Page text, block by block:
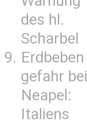
des hl.
Scharbel
Erdbeben
gefahr bei
Neapel:
Italiens